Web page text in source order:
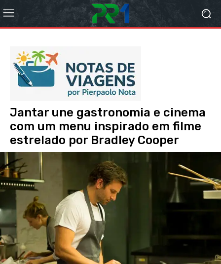
Jantar une gastronomia e cinema
com um menu inspirado em filme
estrelado por Bradley Cooper